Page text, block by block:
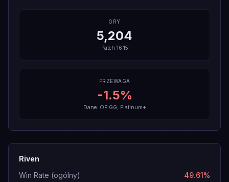
GRY
5,204
Patch 16.15
PRZEWAGA
-1.5%
Dane: OP.GG, Platinum+
Riven
Win Rate (ogólny)
49.61%